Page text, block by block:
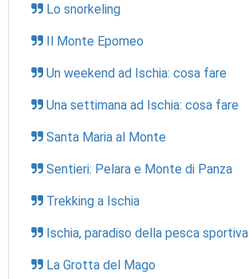
Lo snorkeling
Il Monte Epomeo
Un weekend ad Ischia: cosa fare
Una settimana ad Ischia: cosa fare
Santa Maria al Monte
Sentieri: Pelara e Monte di Panza
Trekking a Ischia
Ischia, paradiso della pesca sportiva
La Grotta del Mago